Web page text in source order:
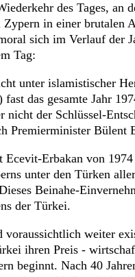
des Tages, an
in einer brutalen
sich im Verlauf der
Tag:
unter islamistischer
das gesamte Jahr
der Schlüssel-
Premierminister Bülent
Ecevit-Erbakan von
unter den Türken
Beinahe-
der Türkei.
voraussichtlich weiter
ihren Preis -
beginnt. Nach 40